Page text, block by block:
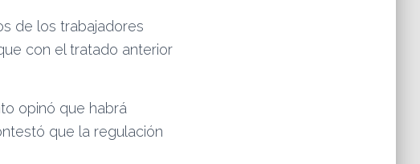
de los trabajadores
con el tratado anterior
opinó que habrá
que la regulación